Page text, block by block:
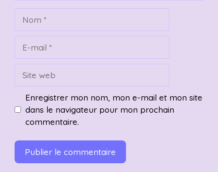
mail
web
Enregistrer mon nom, mon e-mail et mon site
dans le navigateur pour mon prochain
commentaire.